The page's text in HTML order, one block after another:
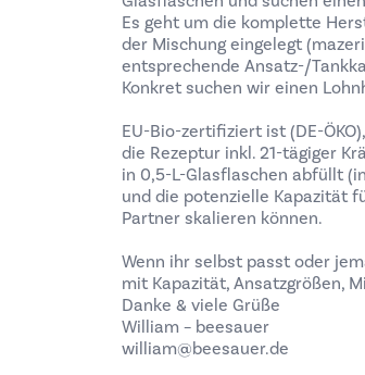
Es geht um die komplette
der Mischung eingelegt
entsprechende Ansatz-/
Konkret suchen wir einen
EU-Bio-zertifiziert ist (DE-ÖKO),
die Rezeptur inkl. 21-tägiger
in 0,5-L-Glasflaschen abfüllt
und die potenzielle Kapazität
Partner skalieren können.
Wenn ihr selbst passt oder
mit Kapazität, Ansatzgrößen,
Danke & viele Grüße
William – beesauer
william@beesauer.de